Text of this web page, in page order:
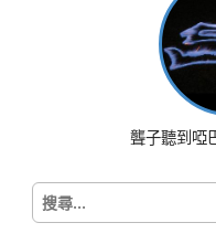
聾子聽到啞
搜
尋